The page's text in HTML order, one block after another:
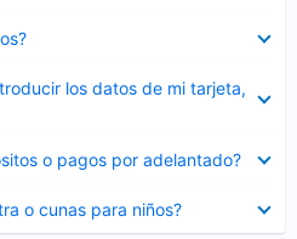
los datos de mi tarjeta,
o pagos por adelantado?
o cunas para niños?